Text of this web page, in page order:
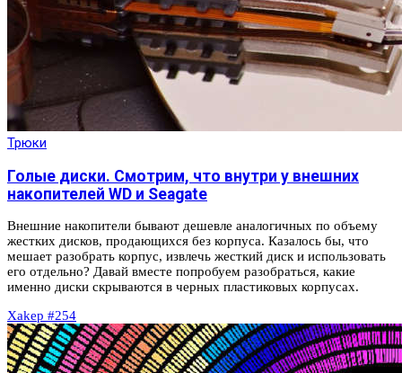
Трюки
Голые диски. Смотрим, что внутри у внешних
накопителей WD и Seagate
Внешние накопители бывают дешевле аналогичных по объему
жестких дисков, продающихся без корпуса. Казалось бы, что
мешает разобрать корпус, извлечь жесткий диск и использовать
его отдельно? Давай вместе попробуем разобраться, какие
именно диски скрываются в черных пластиковых корпусах.
Xakep #254